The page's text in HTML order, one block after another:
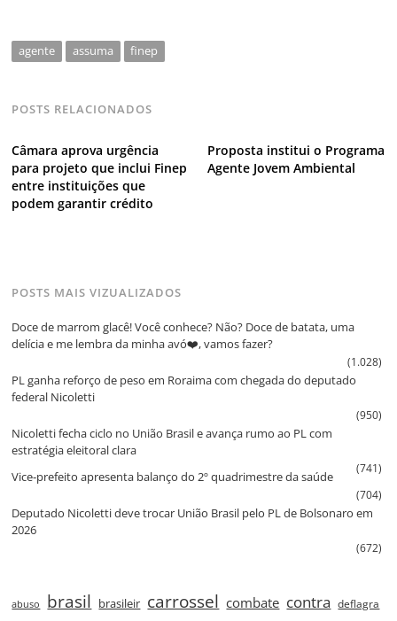
agente assuma finep
POSTS RELACIONADOS
Câmara aprova urgência
para projeto que inclui Finep
entre instituições que
podem garantir crédito
Proposta institui o Programa
Agente Jovem Ambiental
POSTS MAIS VIZUALIZADOS
Doce de marrom glacê! Você conhece? Não? Doce de batata, uma
delícia e me lembra da minha avó❤️, vamos fazer?
(1.028)
PL ganha reforço de peso em Roraima com chegada do deputado
federal Nicoletti
(950)
Nicoletti fecha ciclo no União Brasil e avança rumo ao PL com
estratégia eleitoral clara
(741)
Vice‑prefeito apresenta balanço do 2º quadrimestre da saúde
(704)
Deputado Nicoletti deve trocar União Brasil pelo PL de Bolsonaro em
2026
(672)
abuso brasil brasileir carrossel combate contra deflagra